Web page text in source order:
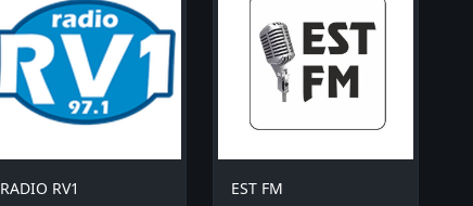
RADIO RV1 EST FM